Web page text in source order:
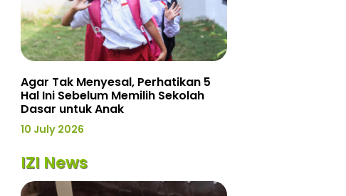
Agar Tak Menyesal, Perhatikan 5
Hal Ini Sebelum Memilih Sekolah
Dasar untuk Anak
10 July 2026
IZI News